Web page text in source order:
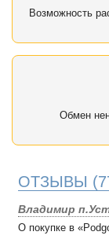
Возможность
Обмен
ОТЗЫВЫ
Владимир
О покупке в